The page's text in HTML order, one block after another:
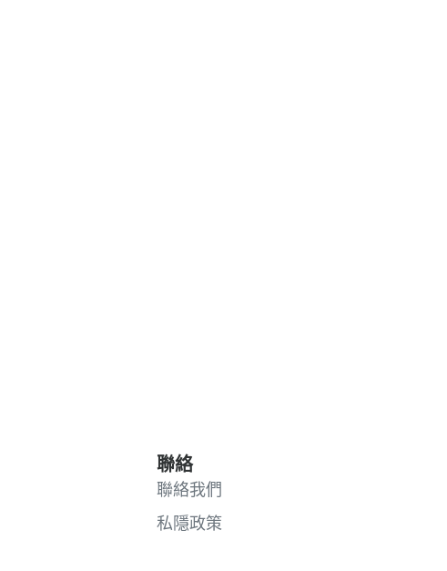
聯絡
聯絡我們
私隱政策